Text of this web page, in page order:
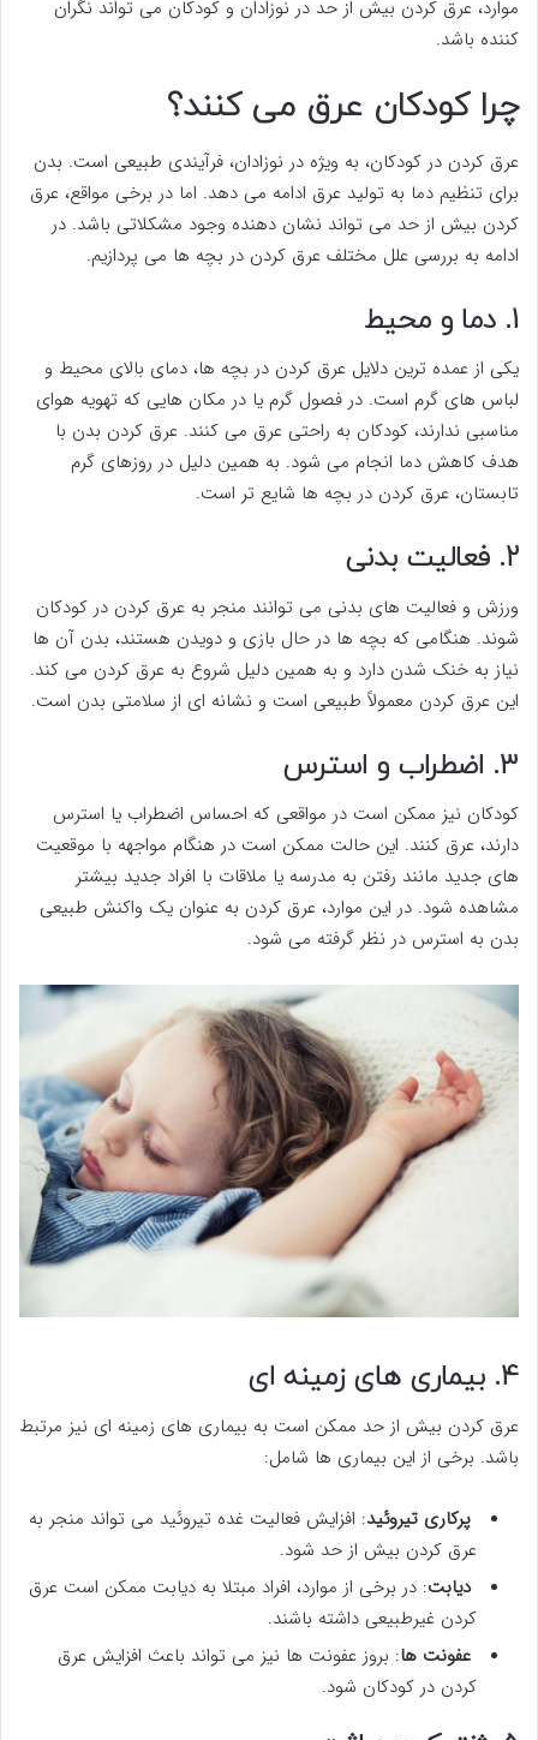
موارد، عرق کردن بیش از حد در نوزادان و کودکان می تواند نگران
کننده باشد.
چرا کودکان عرق می کنند؟
عرق کردن در کودکان، به ویژه در نوزادان، فرآیندی طبیعی است. بدن
برای تنظیم دما به تولید عرق ادامه می دهد. اما در برخی مواقع، عرق
کردن بیش از حد می تواند نشان دهنده وجود مشکلاتی باشد. در
ادامه به بررسی علل مختلف عرق کردن در بچه ها می پردازیم.
1. دما و محیط
یکی از عمده ترین دلایل عرق کردن در بچه ها، دمای بالای محیط و
لباس های گرم است. در فصول گرم یا در مکان هایی که تهویه هوای
مناسبی ندارند، کودکان به راحتی عرق می کنند. عرق کردن بدن با
هدف کاهش دما انجام می شود. به همین دلیل در روزهای گرم
تابستان، عرق کردن در بچه ها شایع تر است.
2. فعالیت بدنی
ورزش و فعالیت های بدنی می توانند منجر به عرق کردن در کودکان
شوند. هنگامی که بچه ها در حال بازی و دویدن هستند، بدن آن ها
نیاز به خنک شدن دارد و به همین دلیل شروع به عرق کردن می کند.
این عرق کردن معمولاً طبیعی است و نشانه ای از سلامتی بدن است.
3. اضطراب و استرس
کودکان نیز ممکن است در مواقعی که احساس اضطراب یا استرس
دارند، عرق کنند. این حالت ممکن است در هنگام مواجهه با موقعیت
های جدید مانند رفتن به مدرسه یا ملاقات با افراد جدید بیشتر
مشاهده شود. در این موارد، عرق کردن به عنوان یک واکنش طبیعی
بدن به استرس در نظر گرفته می شود.
4. بیماری های زمینه ای
عرق کردن بیش از حد ممکن است به بیماری های زمینه ای نیز مرتبط
باشد. برخی از این بیماری ها شامل:
پرکاری تیروئید: افزایش فعالیت غده تیروئید می تواند منجر به
عرق کردن بیش از حد شود.
دیابت: در برخی از موارد، افراد مبتلا به دیابت ممکن است عرق
کردن غیرطبیعی داشته باشند.
عفونت ها: بروز عفونت ها نیز می تواند باعث افزایش عرق
کردن در کودکان شود.